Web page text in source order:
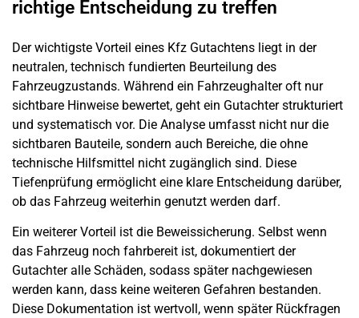
richtige Entscheidung zu treffen
Der wichtigste Vorteil eines Kfz Gutachtens liegt in der
neutralen, technisch fundierten Beurteilung des
Fahrzeugzustands. Während ein Fahrzeughalter oft nur
sichtbare Hinweise bewertet, geht ein Gutachter strukturiert
und systematisch vor. Die Analyse umfasst nicht nur die
sichtbaren Bauteile, sondern auch Bereiche, die ohne
technische Hilfsmittel nicht zugänglich sind. Diese
Tiefenprüfung ermöglicht eine klare Entscheidung darüber,
ob das Fahrzeug weiterhin genutzt werden darf.
Ein weiterer Vorteil ist die Beweissicherung. Selbst wenn
das Fahrzeug noch fahrbereit ist, dokumentiert der
Gutachter alle Schäden, sodass später nachgewiesen
werden kann, dass keine weiteren Gefahren bestanden.
Diese Dokumentation ist wertvoll, wenn später Rückfragen